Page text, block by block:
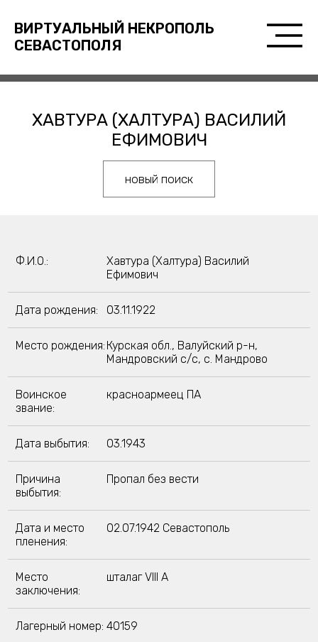
ВИРТУАЛЬНЫЙ НЕКРОПОЛЬ
СЕВАСТОПОЛЯ
ХАВТУРА (ХАЛТУРА) ВАСИЛИЙ
ЕФИМОВИЧ
новый поиск
Ф.И.О.:
Хавтура (Халтура) Василий
Ефимович
Дата рождения: 03.11.1922
Место рождения: Курская обл., Валуйский р-н,
Мандровский с/с, с. Мандрово
Воинское
звание:
красноармеец ПА
Дата выбытия: 03.1943
Причина
выбытия:
Пропал без вести
Дата и место
пленения:
02.07.1942 Севастополь
Место
заключения:
шталаг VIII A
Лагерный номер: 40159